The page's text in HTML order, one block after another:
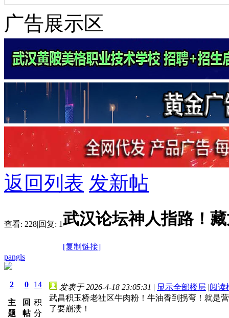
广告展示区
返回列表 发新帖
查看: 228|回复: 1武汉论坛神人指路！
[复制链接]
pangls
2
主
题
0
回
帖
14
积
分
发表于 2026-4-18 23:05:31 | 显示全部楼层 |阅读
武昌积玉桥老社区牛肉粉！牛油香到拐弯！就是
了要崩溃！